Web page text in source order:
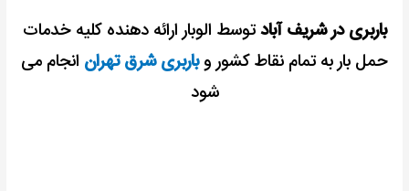
باربری در شریف آبادتوسط الوبار ارائه دهنده کلیه خدمات
حمل بار به تمام نقاط کشور وباربری شرق تهران انجام می
شود